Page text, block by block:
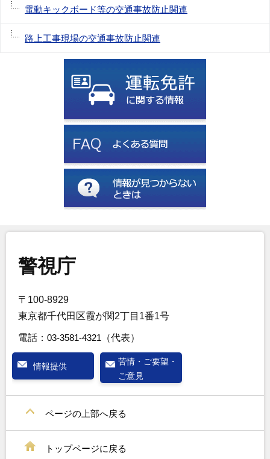
電動キックボード等の交通事故防止関連
路上工事現場の交通事故防止関連
警視庁
〒100-8929
東京都千代田区霞が関2丁目1番1号
電話： 03-3581-4321 （代表）
情報提供
苦情・ご要望・
ご意見
ページの上部へ戻る
トップページに戻る